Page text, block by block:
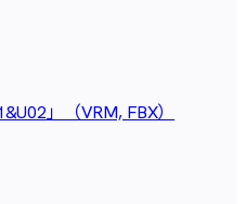
」（VRM, FBX）